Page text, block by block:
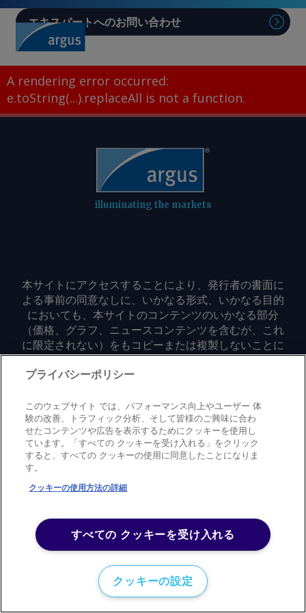
エキスパートへのお問い合わせ
A rendering error occurred:
e.toString(...).replaceAll is not a function.
illuminating the markets
本サイトにアクセスすることにより、発行者の書面に
よる事前の同意なしに、いかなる形式、いかなる目的
においても、本サイトのコンテンツのいかなる部分
（価格、グラフ、ニュースコンテンツを含むが、これ
に限定されない）をもコピーまたは複製しないことに
同意するものとする。
© 2026 アーガス・メディア・グループ
Privacy policy TrademarkCopyright policyTerms of use
Modern slavery statementCareersContact usSupport
プライバシーポリシー
このウェブサイト では、パフォーマンス向上やユーザー 体
験の改善、トラフィック分析、そして皆様のご興味に合わ
せたコンテンツや広告を表示するためにクッキーを使用し
ています。「すべての クッキーを受け入れる」をクリック
すると、すべての クッキーの使用に同意したことになりま
す。
クッキーの使用方法の詳細
すべての クッキーを受け入れる
クッキーの設定